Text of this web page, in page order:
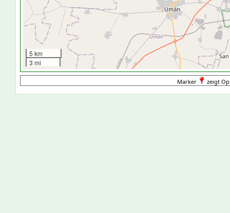
5 km
3 mi
Marker zeigt